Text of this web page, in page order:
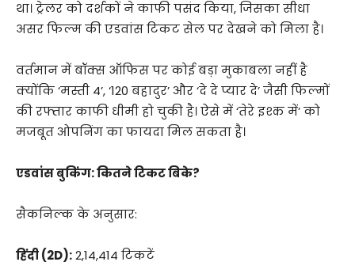
था। ट्रेलर को दर्शकों ने काफी पसंद किया, जिसका सीधा
असर फिल्म की एडवांस टिकट सेल पर देखने को मिला है।
वर्तमान में बॉक्स ऑफिस पर कोई बड़ा मुकाबला नहीं है
क्योंकि ‘मस्ती 4’, ‘120 बहादुर’ और ‘दे दे प्यार दे’ जैसी फिल्मों
की रफ्तार काफी धीमी हो चुकी है। ऐसे में ‘तेरे इश्क में’ को
मजबूत ओपनिंग का फायदा मिल सकता है।
एडवांस बुकिंग: कितने टिकट बिके?
सैकनिल्क के अनुसार:
हिंदी (2D):2,14,414 टिकटें